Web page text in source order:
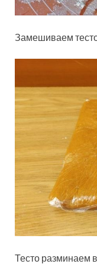
Замешиваем
Тесто разминаем